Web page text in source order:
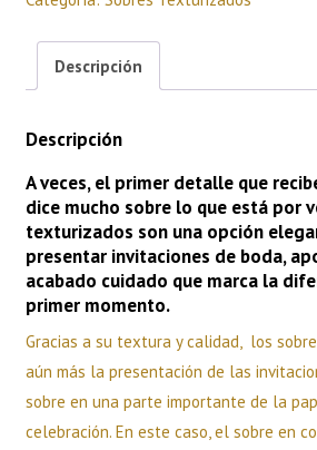
Descripción
Descripción
A veces, el primer detalle que
dice mucho sobre lo que está por
texturizados son una opción
presentar invitaciones de boda,
acabado cuidado que marca la
primer momento.
Gracias a su textura y calidad, los
aún más la presentación de las
sobre en una parte importante de la
celebración. En este caso, el sobre en